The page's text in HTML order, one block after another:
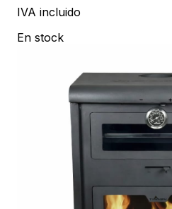
IVA incluido
En stock